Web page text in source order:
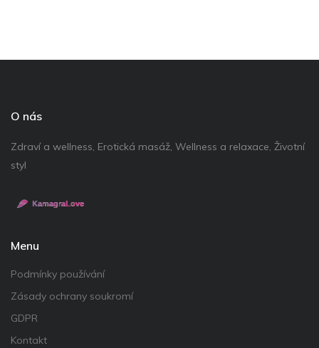
O nás
Zdraví a wellness, Erotická masáž, Wellness a relaxace, Životní
styl
Menu
Podmínky používání
Zásady ochrany soukromí
GDPR
Kontakt